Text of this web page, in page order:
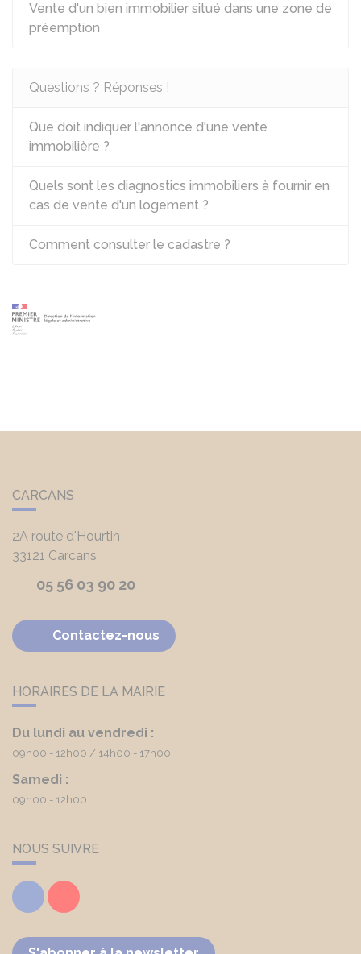
Vente d'un bien immobilier situé dans une zone de
préemption
Questions ? Réponses !
Que doit indiquer l'annonce d'une vente
immobilière ?
Quels sont les diagnostics immobiliers à fournir en
cas de vente d'un logement ?
Comment consulter le cadastre ?
CARCANS
2A route d'Hourtin
33121 Carcans
05 56 03 90 20
Contactez-nous
HORAIRES DE LA MAIRIE
Du lundi au vendredi :
09h00 - 12h00 14h00 - 17h00
Samedi :
09h00 - 12h00
NOUS SUIVRE
FacebookYoutube